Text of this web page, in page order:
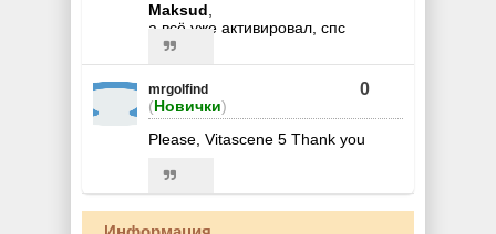
Maksud,
а всё уже активировал, спс
mrgolfind
(Новички)
0
Please, Vitascene 5 Thank you